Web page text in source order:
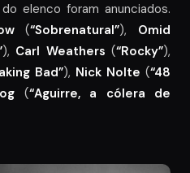
elenco foram anunciados.
(“Sobrenatural”), Omid
), Carl Weathers (“Rocky”),
Bad”), Nick Nolte (“48
(“Aguirre, a cólera de